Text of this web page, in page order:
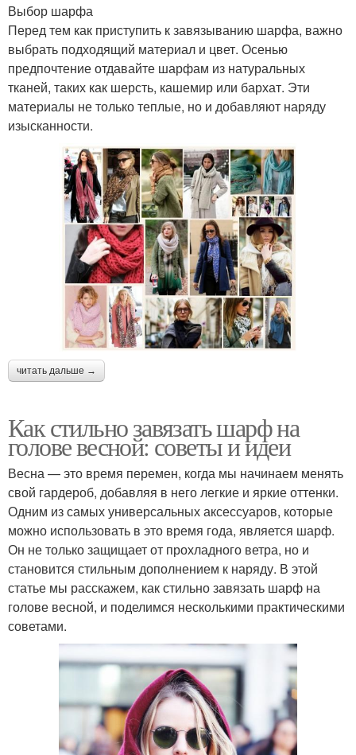
Выбор шарфа
Перед тем как приступить к завязыванию шарфа, важно
выбрать подходящий материал и цвет. Осенью
предпочтение отдавайте шарфам из натуральных
тканей, таких как шерсть, кашемир или бархат. Эти
материалы не только теплые, но и добавляют наряду
изысканности.
читать дальше →
Как стильно завязать шарф на
голове весной: советы и идеи
Весна — это время перемен, когда мы начинаем менять
свой гардероб, добавляя в него легкие и яркие оттенки.
Одним из самых универсальных аксессуаров, которые
можно использовать в это время года, является шарф.
Он не только защищает от прохладного ветра, но и
становится стильным дополнением к наряду. В этой
статье мы расскажем, как стильно завязать шарф на
голове весной, и поделимся несколькими практическими
советами.